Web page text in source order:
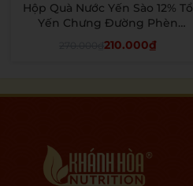
- 22%
Hộp Quà Nước Yến Sào 12% Tổ
Yến Chưng Đường Phèn
SeaNest - Khánh Hòa Nutrition
- 6 Lọ x 70 ML
270.000₫210.000₫